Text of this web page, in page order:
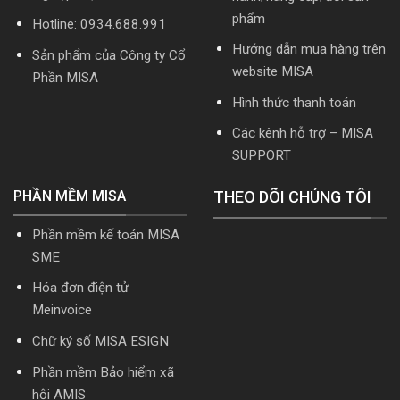
Download
Hotline: 0934.688.991
Sản phẩm của Công ty Cổ
Phần MISA
phẩm
Hướng dẫn mua hàng trên
website MISA
Hình thức thanh toán
Các kênh hỗ trợ – MISA
SUPPORT
PHẦN MỀM MISA
Phần mềm kế toán MISA
SME
Hóa đơn điện tử
Meinvoice
Chữ ký số MISA ESIGN
Phần mềm Bảo hiểm xã
hội AMIS
THEO DÕI CHÚNG TÔI